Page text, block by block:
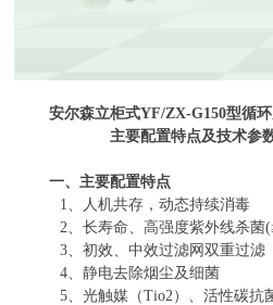
安尔森立柜式YF/ZX-G150型循
主要配置特点及技术参
一、主要配置特点
1
、人机共存，动态持续消毒
2 、长寿命、高强度紫外线杀菌(
3 、初效、中效过滤网双重过滤
4 、静电去除烟尘及细菌
5 、光触媒（Tio2 ）、活性碳抗